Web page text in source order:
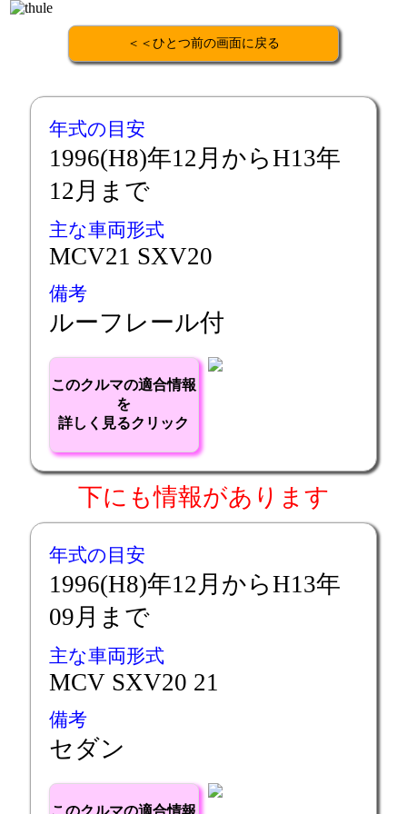
＜＜ひとつ前の画面に戻る
年式の目安
1996(H8)年12月からH13年
12月まで
主な車両形式
MCV21 SXV20
備考
ルーフレール付
このクルマの適合情報
を
詳しく見るクリック
下にも情報があります
年式の目安
1996(H8)年12月からH13年
09月まで
主な車両形式
MCV SXV20 21
備考
セダン
このクルマの適合情報